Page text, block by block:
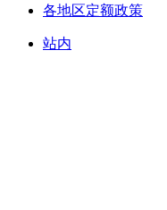
各地区定额政策
站内